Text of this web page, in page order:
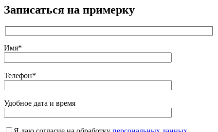
Записаться на примерку
Имя*
Телефон*
Удобное дата и время